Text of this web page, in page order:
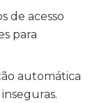
de acesso
para
automática